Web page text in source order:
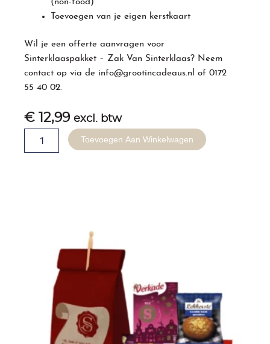
(non-food)
Toevoegen van je eigen kerstkaart
Wil je een offerte aanvragen voor
Sinterklaaspakket – Zak Van Sinterklaas? Neem
contact op via de info@grootincadeaus.nl of0172
55 40 02.
€ 12,99 excl. btw
Sinterklaaspakket
Toevoegen Aan Winkelwagen
Gerelateerde producten